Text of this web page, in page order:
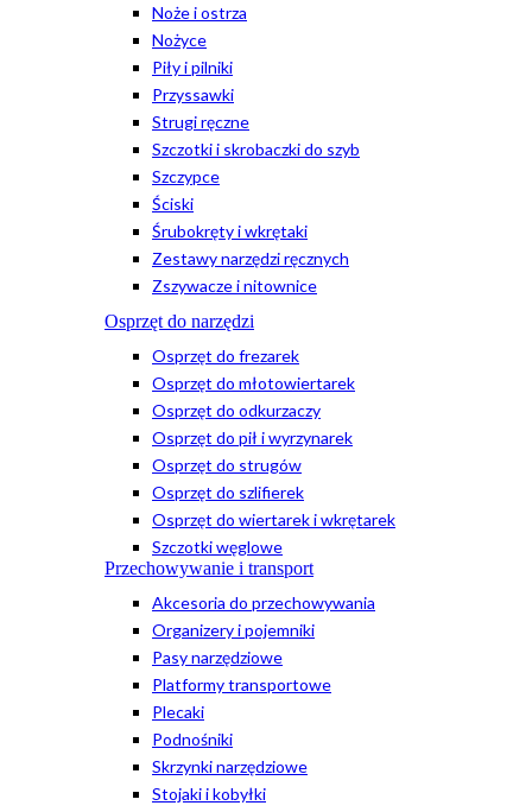
Noże i ostrza
Nożyce
Piły i pilniki
Przyssawki
Strugi ręczne
Szczotki i skrobaczki do szyb
Szczypce
Ściski
Śrubokręty i wkrętaki
Zestawy narzędzi ręcznych
Zszywacze i nitownice
Osprzęt do narzędzi
Osprzęt do frezarek
Osprzęt do młotowiertarek
Osprzęt do odkurzaczy
Osprzęt do pił i wyrzynarek
Osprzęt do strugów
Osprzęt do szlifierek
Osprzęt do wiertarek i wkrętarek
Szczotki węglowe
Przechowywanie i transport
Akcesoria do przechowywania
Organizery i pojemniki
Pasy narzędziowe
Platformy transportowe
Plecaki
Podnośniki
Skrzynki narzędziowe
Stojaki i kobyłki